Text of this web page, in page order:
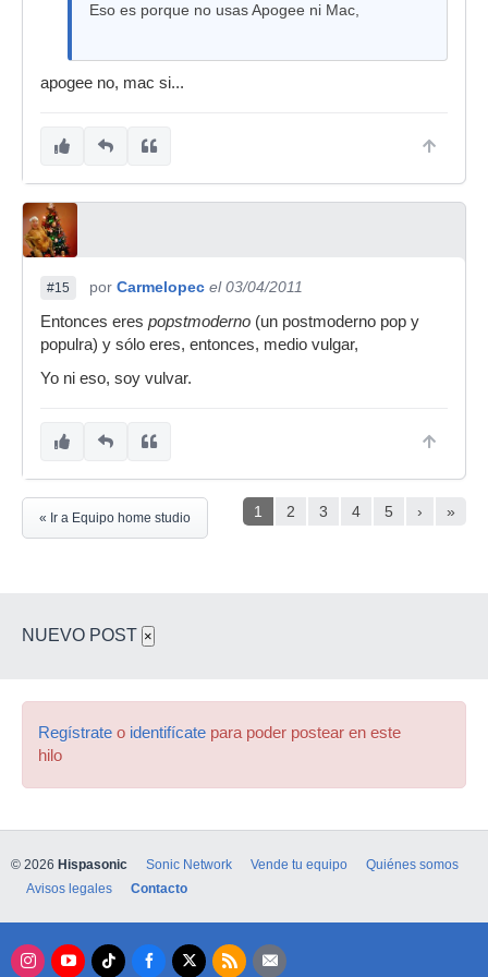
Eso es porque no usas Apogee ni Mac,
apogee no, mac si...
#15 por Carmelopec el 03/04/2011
Entonces eres popstmoderno (un postmoderno pop y
populra) y sólo eres, entonces, medio vulgar,
Yo ni eso, soy vulvar.
1 2 3 4 5 › »
« Ir a Equipo home studio
NUEVO POST ×
Regístrate o identifícate para poder postear en este
hilo
© 2026 Hispasonic Sonic Network Vende tu equipo
Quiénes somos
Avisos legales
Contacto